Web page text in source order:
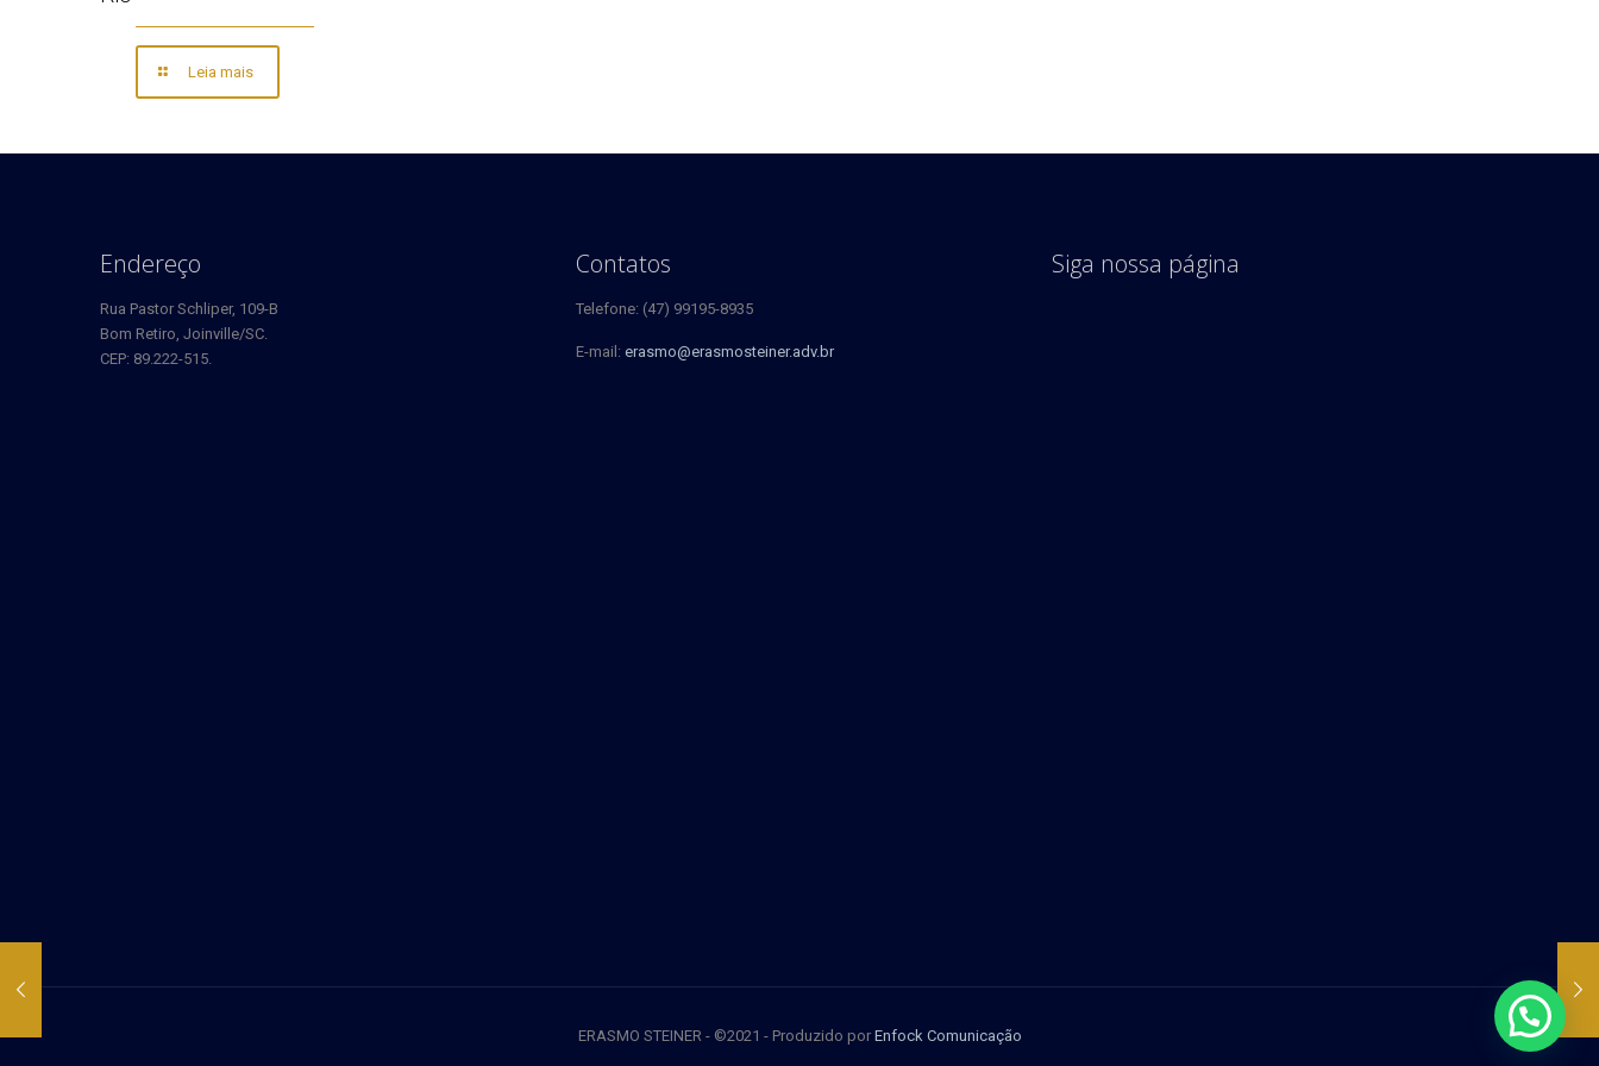
Leia mais
Endereço
Rua Pastor Schliper, 109-B
Bom Retiro, Joinville/SC.
CEP: 89.222-515.
Contatos
Telefone: (47) 99195-8935
E-mail: erasmo@erasmosteiner.adv.br
Siga nossa página
ERASMO STEINER - ©2021 - Produzido por Enfock Comunicação